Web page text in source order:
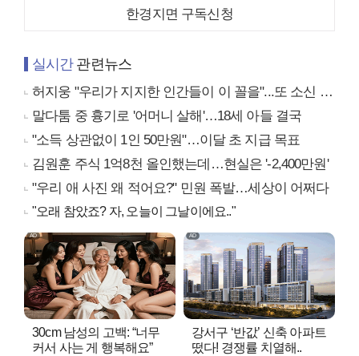
한경지면 구독신청
실시간관련뉴스
허지웅 "우리가 지지한 인간들이 이 꼴을"...또 소신 발언
말다툼 중 흉기로 '어머니 살해'…18세 아들 결국
"소득 상관없이 1인 50만원"…이달 초 지급 목표
김원훈 주식 1억8천 올인했는데…현실은 '-2,400만원'
"우리 애 사진 왜 적어요?" 민원 폭발…세상이 어쩌다
"오래 참았죠? 자, 오늘이 그날이에요.."
30cm 남성의 고백: “너무
커서 사는 게 행복해요”
강서구 ‘반값’ 신축 아파트
떴다! 경쟁률 치열해..